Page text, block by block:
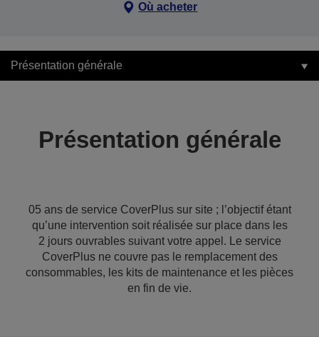
Où acheter
Présentation générale
Présentation générale
05 ans de service CoverPlus sur site ; l’objectif étant
qu’une intervention soit réalisée sur place dans les
2 jours ouvrables suivant votre appel. Le service
CoverPlus ne couvre pas le remplacement des
consommables, les kits de maintenance et les pièces
en fin de vie.